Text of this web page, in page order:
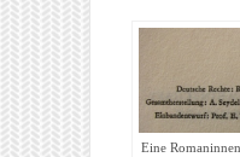
Eine